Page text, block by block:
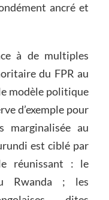
ancré et
à de multiples
du FPR au
modèle politique
d’exemple pour
marginalisée au
est ciblé par
réunissant : le
Rwanda ; les